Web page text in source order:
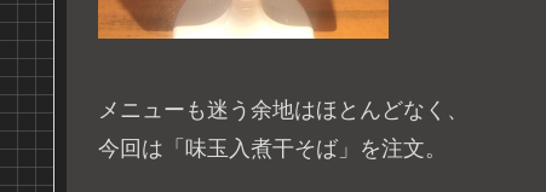
メニューも迷う余地はほとんどなく、
今回は「味玉入煮干そば」を注文。